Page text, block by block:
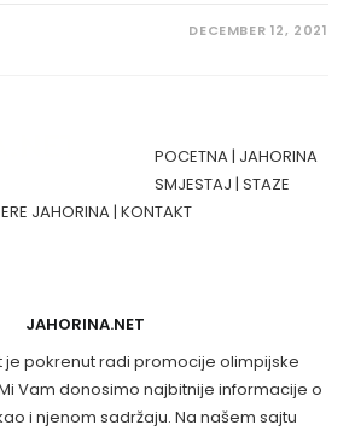
DECEMBER 12, 2021
POCETNA| JAHORINA
SMJESTAJ |STAZE
JAHORINA|KONTAKT
JAHORINA.NET
je pokrenut radi promocije olimpijske
Vam donosimo najbitnije informacije o
i njenom sadržaju. Na našem sajtu